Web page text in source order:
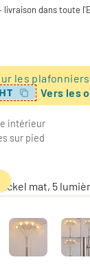
livraison dans toute
les
Vers les
intérieur
sur pied